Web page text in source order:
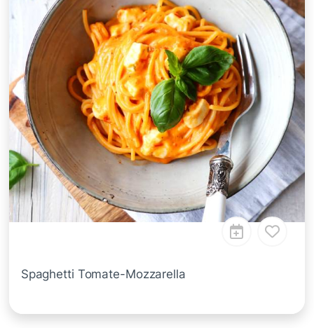
Spaghetti Tomate-Mozzarella